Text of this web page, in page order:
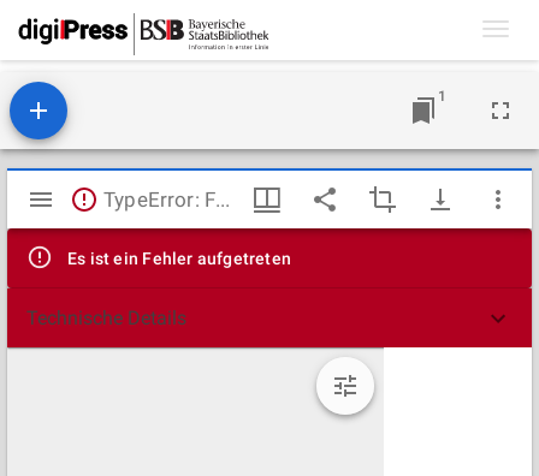
1
Mirador
Viewer
TypeError: Failed to fetch
Es ist ein Fehler aufgetreten
Technische Details